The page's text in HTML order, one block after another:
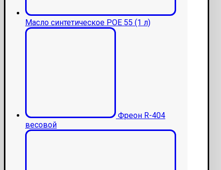
Масло синтетическое POE 55 (1 л)
Фреон R-404
весовой